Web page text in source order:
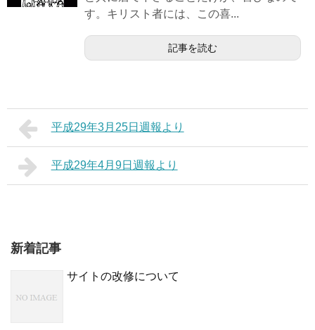
す。キリスト者には、この喜...
記事を読む
平成29年3月25日週報より
平成29年4月9日週報より
新着記事
サイトの改修について